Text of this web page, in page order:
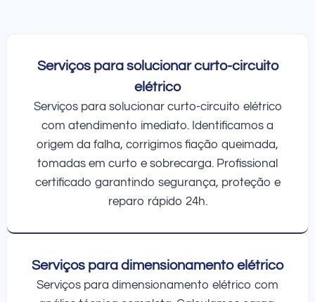
Serviços para solucionar curto-circuito
elétrico
Serviços para solucionar curto-circuito elétrico
com atendimento imediato. Identificamos a
origem da falha, corrigimos fiação queimada,
tomadas em curto e sobrecarga. Profissional
certificado garantindo segurança, proteção e
reparo rápido 24h.
Serviços para dimensionamento elétrico
Serviços para dimensionamento elétrico com